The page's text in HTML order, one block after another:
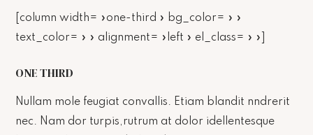
[column width= »one-third » bg_color= » »
text_color= » » alignment= »left » el_class= » »]
ONE THIRD
Nullam mole feugiat convallis. Etiam blandit nndrerit
nec. Nam dor turpis,rutrum at dolor idellentesque